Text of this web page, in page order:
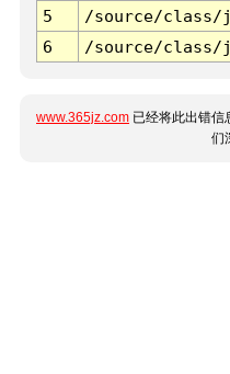
5
/source/class/
6
/source/class/
www.365jz.com 已经将此出错信
们